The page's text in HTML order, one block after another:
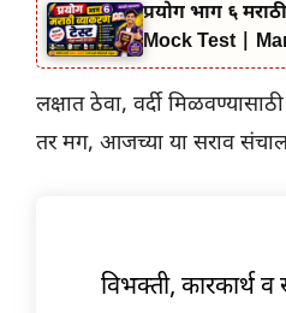
प्रयोग भाग ६
Mock Test |
लक्षात ठेवा, वर्दी
तर मग, आजच्या या सराव
विभक्ती, कारकार्थ